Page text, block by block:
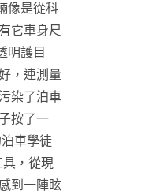
像是從科
它車身尺
明護目
，連測量
染了泊車
按了一
車學徒
，從現
到一陣眩